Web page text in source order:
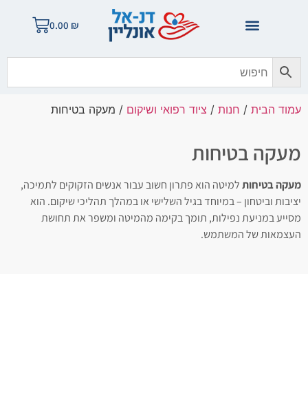
0.00 ₪
עמוד הבית / חנות / ציוד רפואי ושיקום / מעקה בטיחות
מעקה בטיחות
מעקה בטיחותלמיטה הוא פתרון חשוב עבור אנשים הזקוקים לתמיכה,
יציבות וביטחון – במיוחד בגיל השלישי או במהלך תהליכי שיקום. הוא
מסייע במניעת נפילות, תומך בקימה מהמיטה ומשפר את תחושת
העצמאות של המשתמש.